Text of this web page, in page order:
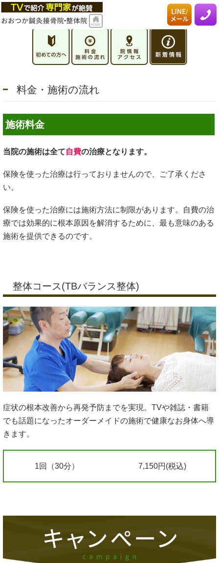
料金・施術の流れ
施術料金
当院の施術は全て自費の治療となります。
保険を使った治療は行っておりませんので、ご了承くださ
い。
保険を使った治療には施術方法に制限があります。自費の治
療では効果的に根本原因を解消するために、最も意味のある
施術を提供できるのです。
整体コース(TBバランス整体)
症状の根本改善から再発予防までを実現。TVや雑誌・書籍
でも話題になったオーダーメイドの施術で健康なお身体へ導
きます。
1回（30分） 7,150円(税込)